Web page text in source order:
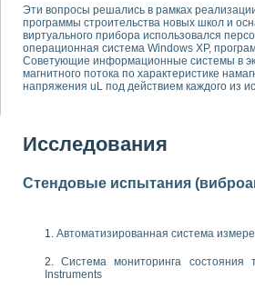
по измерению временных характеристик
комплекс на базе LabVIEW для
и оптимизации тепловой обработки
функциональных возможностей
экономичного виртуального
макрочастиц в упорядоченных плазменно-
диагностики крови
сверхпроводящим соленоидом с
выпадения осадка в реальном времени
анализа в медицинской
программно - аппаратного комплекса NI -
Эти вопросы решались в рамках
программы строительства новых школ и
виртуального прибора использовался
операционная система Windows ХР,
Советующие информационные системы в
магнитного потока по характеристике
напряжения uL под действием каждого из
Исследования
Стендовые испытания
Автоматизированная система
Система мониторинга состояния
Instruments